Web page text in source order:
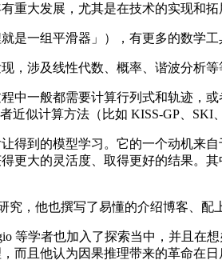
大发展，尤其是在技术的实现和拓
一组平滑器」），有更多的数学工
涉及线性代数、概率、谐波分析等
一般都需要计算行列式和轨迹，
似计算方法（比如 KISS-GP、SKI
到的模型学习。它的一个动机来
更大的灵活度、取得更好的结果。
，他也撰写了易懂的介绍博客、配
等学者也加入了探索当中，并且
而且他认为因果推理带来的革命在